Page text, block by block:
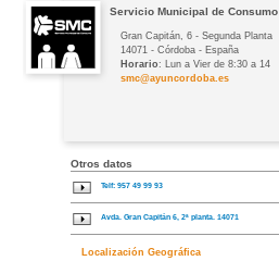
Servicio Municipal de Consumo
Gran Capitán, 6 - Segunda Planta
14071 - Córdoba - España
Horario: Lun a Vier de 8:30 a 14
smc@ayuncordoba.es
Otros datos
Telf: 957 49 99 93
Avda. Gran Capitán 6, 2ª planta. 14071
Localización Geográfica